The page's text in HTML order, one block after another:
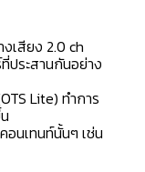
เสียง 2.0 ch
ประสานกันอย่าง
Lite) ทำการ
อนเทนท์นั้นๆ เช่น